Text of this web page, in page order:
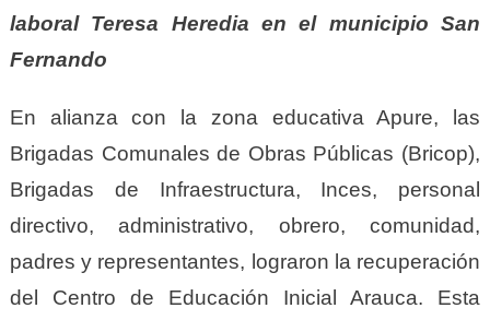
laboral Teresa Heredia en el municipio San
Fernando
En alianza con la zona educativa Apure, las
Brigadas Comunales de Obras Públicas (Bricop),
Brigadas de Infraestructura, Inces, personal
directivo, administrativo, obrero, comunidad,
padres y representantes, lograron la recuperación
del Centro de Educación Inicial Arauca. Esta